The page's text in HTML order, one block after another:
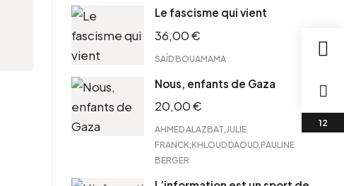
Le fascisme qui vient
36,00€
SAÏD BOUAMAMA
Nous, enfants de Gaza
20,00€
AHMED ALAZBAT JULIE
FRANCK KHLOUD DAOUD PAULINE
BERGER